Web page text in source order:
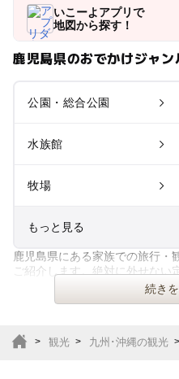
いこーよアプリで
地図から探す！
鹿児島県のおでかけジャン
公園・総合公園
水族館
牧場
もっと見る
室内遊び場
サファリパーク
鹿児島県にある家族での旅行・
ご紹介します。絶対に外せない
ではの穴場スポットまで。家族
続き
観光 九州･沖縄の観光